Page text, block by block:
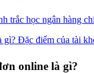
trắc học ngân hàng
gì? Đặc điểm của tài
online là gì?